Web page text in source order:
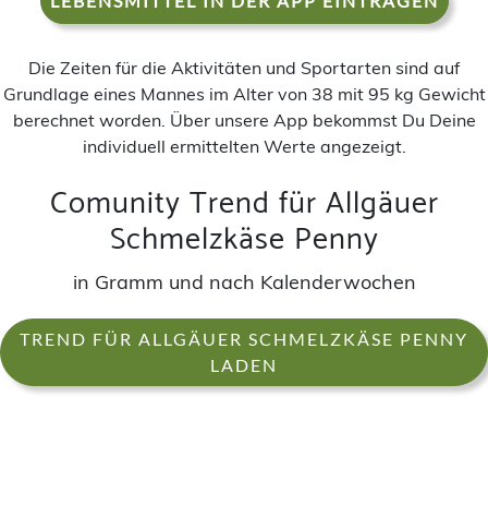
Die Zeiten für die Aktivitäten und Sportarten sind auf
Grundlage eines Mannes im Alter von 38 mit 95 kg Gewicht
berechnet worden. Über unsere App bekommst Du Deine
individuell ermittelten Werte angezeigt.
Comunity Trend für Allgäuer
Schmelzkäse Penny
in Gramm und nach Kalenderwochen
TREND FÜR ALLGÄUER SCHMELZKÄSE PENNY
LADEN